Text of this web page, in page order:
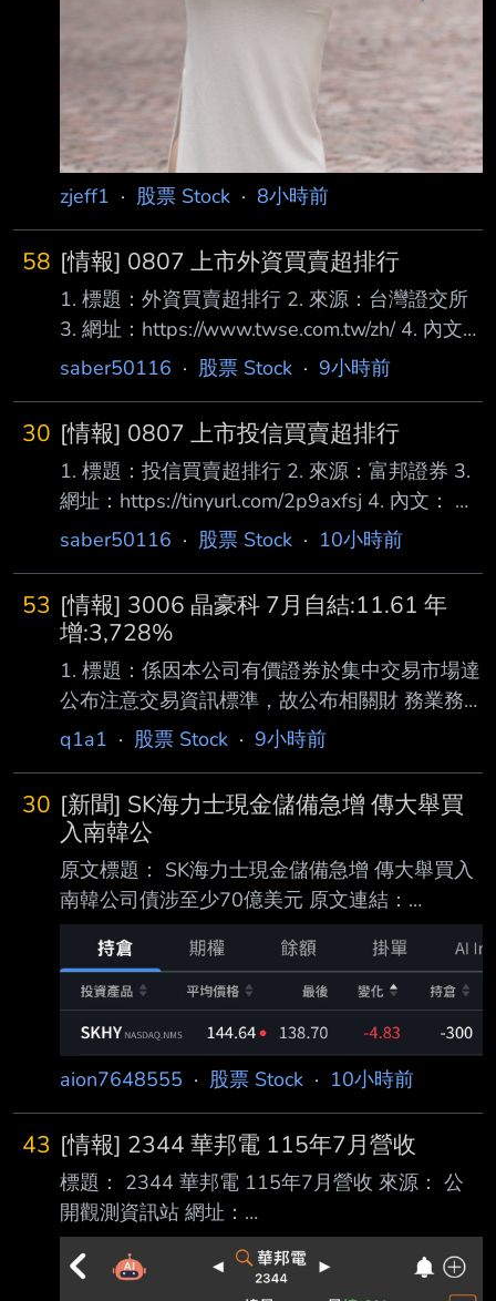
zjeff1 · 股票 Stock · 8小時前
58 [情報] 0807 上市外資買賣超排行
1. 標題：外資買賣超排行 2. 來源：台灣證交所
3. 網址：https://www.twse.com.tw/zh/ 4. 內文：
買超 1 2618 長榮航 22,000 2 1216 統一
一全球創新 16,442 5 2887 台新新光金 14,196
6 1402 遠東新 14,004 7 2409 友達 13,144 8
2002 中鋼 12,050 9 8112 至上 8,478 10
00990A 主動元大AI新經濟
saber50116 · 股票 Stock · 9小時前
30 [情報] 0807 上市投信買賣超排行
1. 標題：投信買賣超排行 2. 來源：富邦證券 3.
網址：https://tinyurl.com/2p9axfsj 4. 內文： 買
超 1 2610華航 6,997 2 2880華南金 6,911 3
鋼 4,865 5 2883凱基金 3,985 6 2886兆豐金
2,849 7 1303南亞 1,758 8 2892第一金 1,291
9 6239力成 1,253 10 2603長榮 1,183 11
2884玉山金 1,166 12 3
saber50116 · 股票 Stock · 10小時前
53 [情報] 3006 晶豪科 7月自結:11.61 年
增:3,728%
1. 標題：係因本公司有價證券於集中交易市場達
公布注意交易資訊標準，故公布相關財 務業務
等重大訊息，以利投資人區別瞭解。 2. 來源：
https://mops.twse.com.tw/mops/#/web/home 4.
內文： 1.事實發生日:115/08/07 2.發生緣由:本
公司接獲證券交易所通知，本公司有價證券交易
異常情事，爰奉證券 交易所指示公布下列訊
息，以供投資人參酌。 3.財務業務資訊: 期
間 (月) (季) (最近四季累計) ＝＝
＝＝ ＝＝＝＝＝＝＝
q1a1 · 股票 Stock · 9小時前
30 [新聞] SK海力士現金儲備急增 傳大舉買
入南韓公
原文標題： SK海力士現金儲備急增 傳大舉買入
南韓公司債涉至少70億美元 原文連結：
https://reurl.cc/xe1LE5 發布時間： 2026年8月7
日 週五 上午10:35 [GMT+8] 記者署名： Yahoo
財經 原文內容： SK海力士(SKHY.US)截至第二
季末現金及現金等價物按季大增近62%，達到
88萬億韓圜。《 彭博》引述消息人士報道，SK
海力士正在擴大對當地公司債券的投資。多名信
貸分析師及 市場參與者估計，SK海力士今年已
購入10萬億韓圜至40萬億韓圜(約70億美元至
280億美
aion7648555 · 股票 Stock · 10小時前
43 [情報] 2344 華邦電 115年7月營收
標題： 2344 華邦電 115年7月營收 來源： 公
開觀測資訊站 網址：
https://mopsov.twse.com.tw/mops/web/t51sb1
0?Stp=R1&TK= 民國115年07月 單位：新台幣